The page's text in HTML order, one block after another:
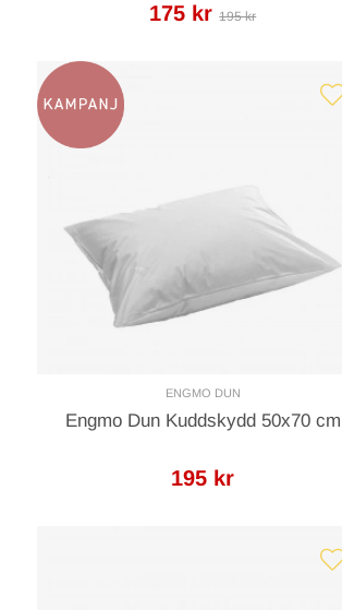
175 kr 195 kr
ENGMO DUN
Engmo Dun Kuddskydd 50x70 cm
195 kr